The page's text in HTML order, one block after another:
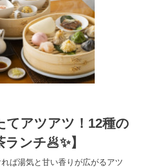
てアツアツ！12種の
ンチ🥟✨】
ば湯気と甘い香りが広がるアツ